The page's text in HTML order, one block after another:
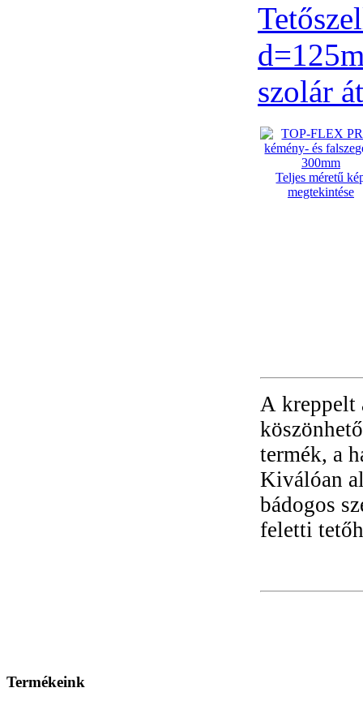
szolár
Teljes méretű
megtekintése
A kreppelt
termék, a
Kiválóan
bádogos
feletti
Termékeink